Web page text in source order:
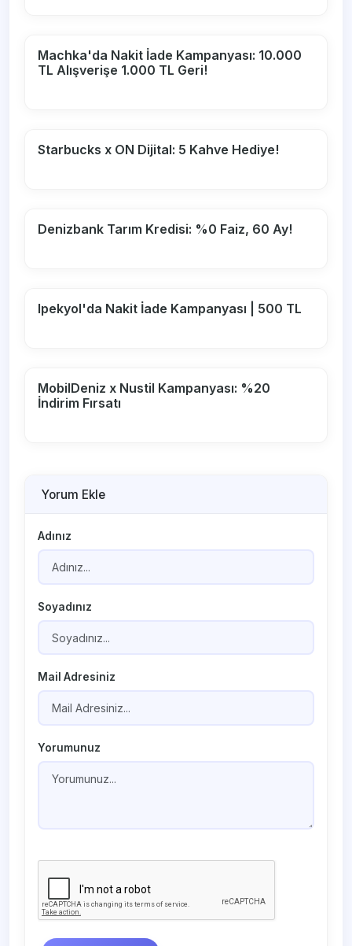
Machka'da Nakit İade Kampanyası: 10.000
TL Alışverişe 1.000 TL Geri!
Starbucks x ON Dijital: 5 Kahve Hediye!
Denizbank Tarım Kredisi: %0 Faiz, 60 Ay!
Ipekyol'da Nakit İade Kampanyası | 500 TL
MobilDeniz x Nustil Kampanyası: %20
İndirim Fırsatı
Yorum Ekle
Adınız
Soyadınız
Mail Adresiniz
Yorumunuz